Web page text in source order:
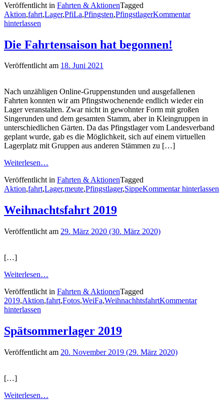
Veröffentlicht in Fahrten & AktionenTagged
Aktion,fahrt,Lager,PfiLa,Pfingsten,PfingstlagerKommentar
hinterlassen
Die Fahrtensaison hat begonnen!
Veröffentlicht am 18. Juni 2021
Nach unzähligen Online-Gruppenstunden und ausgefallenen
Fahrten konnten wir am Pfingstwochenende endlich wieder ein
Lager veranstalten. Zwar nicht in gewohnter Form mit großen
Singerunden und dem gesamten Stamm, aber in Kleingruppen in
unterschiedlichen Gärten. Da das Pfingstlager vom Landesverband
geplant wurde, gab es die Möglichkeit, sich auf einem virtuellen
Lagerplatz mit Gruppen aus anderen Stämmen zu […]
Weiterlesen…
Veröffentlicht in Fahrten & AktionenTagged
Aktion,fahrt,Lager,meute,Pfingstlager,SippeKommentar hinterlassen
Weihnachtsfahrt 2019
Veröffentlicht am 29. März 2020 (30. März 2020)
[…]
Weiterlesen…
Veröffentlicht in Fahrten & AktionenTagged
2019,Aktion,fahrt,Fotos,WeiFa,WeihnachhtsfahrtKommentar
hinterlassen
Spätsommerlager 2019
Veröffentlicht am 20. November 2019 (29. März 2020)
[…]
Weiterlesen…